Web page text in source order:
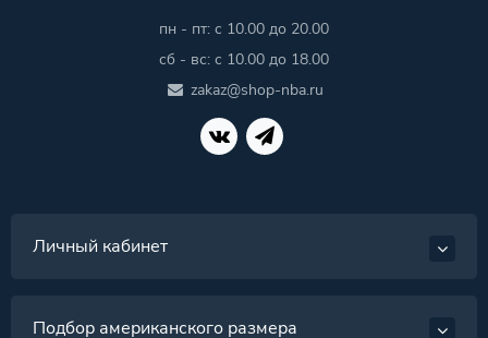
пн - пт: с 10.00 до 20.00
сб - вс: с 10.00 до 18.00
zakaz@shop-nba.ru
Личный кабинет
Подбор американского размера